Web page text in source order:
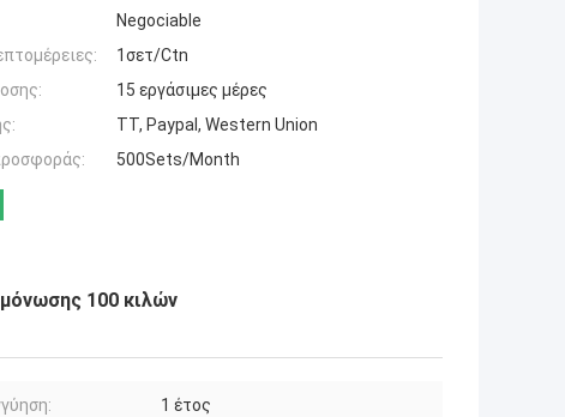
Negociable
1σετ/Ctn
15 εργάσιμες μέρες
TT, Paypal, Western Union
500Sets/Month
100 κιλών
1 έτος